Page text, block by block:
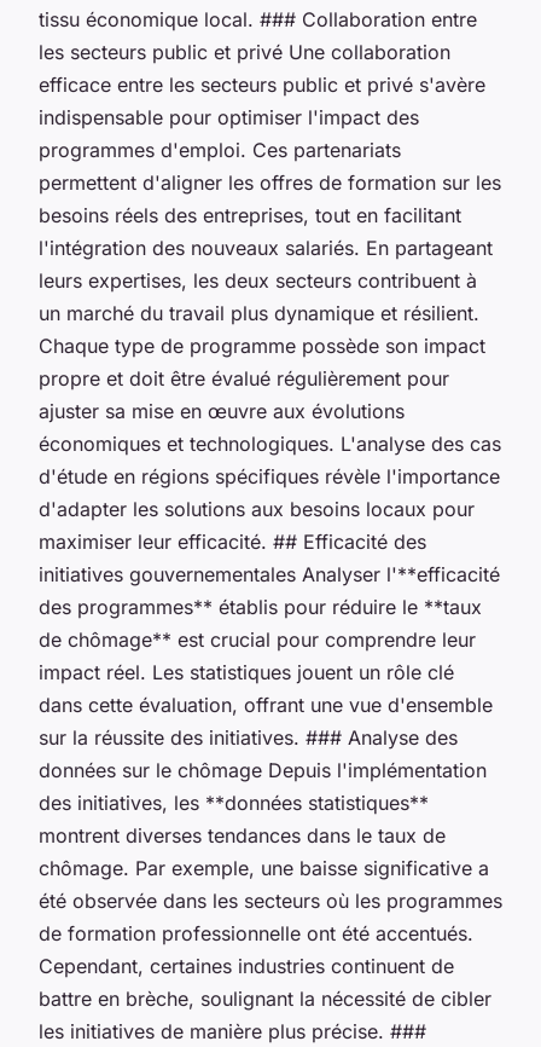
tissu économique local. ### Collaboration entre
les secteurs public et privé Une collaboration
efficace entre les secteurs public et privé s'avère
indispensable pour optimiser l'impact des
programmes d'emploi. Ces partenariats
permettent d'aligner les offres de formation sur les
besoins réels des entreprises, tout en facilitant
l'intégration des nouveaux salariés. En partageant
leurs expertises, les deux secteurs contribuent à
un marché du travail plus dynamique et résilient.
Chaque type de programme possède son impact
propre et doit être évalué régulièrement pour
ajuster sa mise en œuvre aux évolutions
économiques et technologiques. L'analyse des cas
d'étude en régions spécifiques révèle l'importance
d'adapter les solutions aux besoins locaux pour
maximiser leur efficacité. ## Efficacité des
initiatives gouvernementales Analyser l'**efficacité
des programmes** établis pour réduire le **taux
de chômage** est crucial pour comprendre leur
impact réel. Les statistiques jouent un rôle clé
dans cette évaluation, offrant une vue d'ensemble
sur la réussite des initiatives. ### Analyse des
données sur le chômage Depuis l'implémentation
des initiatives, les **données statistiques**
montrent diverses tendances dans le taux de
chômage. Par exemple, une baisse significative a
été observée dans les secteurs où les programmes
de formation professionnelle ont été accentués.
Cependant, certaines industries continuent de
battre en brèche, soulignant la nécessité de cibler
les initiatives de manière plus précise. ###